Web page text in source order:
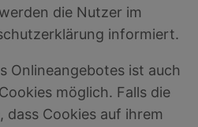
die Nutzer im
informiert.
Onlineangebotes ist auch
möglich. Falls die
Cookies auf ihrem